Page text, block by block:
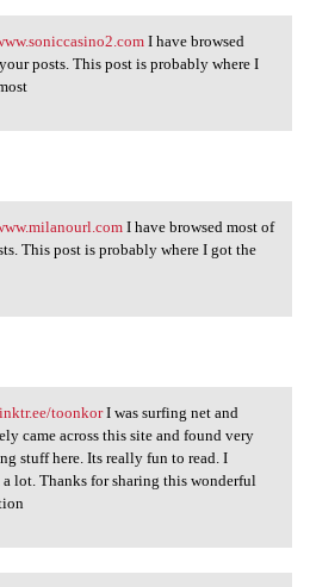
I have browsed
posts. This post is probably where I
I
I have browsed most of
This post is probably where I got the
toonkor I
toonkorI was surfing net and
came across this site and found very
stuff here. Its really fun to read. I
lot. Thanks for sharing this wonderful